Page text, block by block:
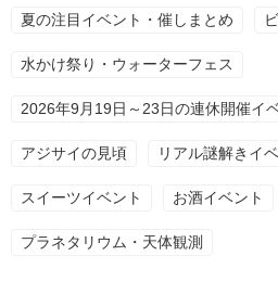
夏の注目イベント・催しまとめ
水かけ祭り・ウォーターフェス
2026年9月19日～23日の連休開催イ
アジサイの見頃 リアル謎解きイ
スイーツイベント お酒イベント
プラネタリウム・天体観測